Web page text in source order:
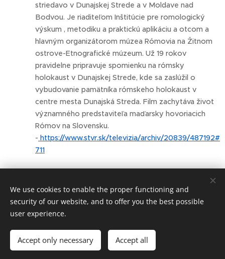
striedavo v Dunajskej Strede a v Moldave nad
Bodvou. Je riaditeľom Inštitúcie pre romologický
výskum , metodiku a praktickú aplikáciu a otcom a
hlavným organizátorom múzea Rómovia na Žitnom
ostrove-Etnografické múzeum. Už 19 rokov
pravidelne pripravuje spomienku na rómsky
holokaust v Dunajskej Strede, kde sa zaslúžil o
vybudovanie pamätníka rómskeho holokaust v
centre mesta Dunajská Streda. Film zachytáva život
významného predstaviteľa maďarsky hovoriacich
Rómov na Slovensku.
- https://www.stvr.sk/televizia/archiv/20839/487192#
711
© Art Society, 2025
Meníme mediálny obraz Rómov.
We use cookies to enable the proper functioning and
security of our website, and to offer you the best possible
user experience.
Accept only necessary Accept all